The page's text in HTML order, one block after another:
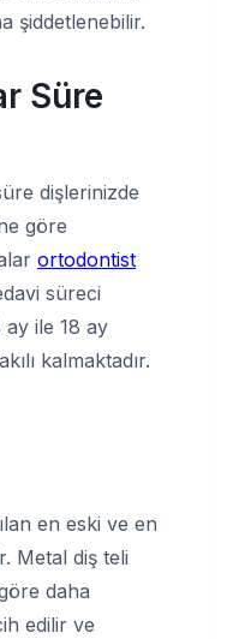
şiddetlenebilir.
Süre
dişlerinizde
göre
ortodontist
süreci
ay ile 18 ay
kalmaktadır.
en eski ve en
Metal diş teli
daha
edilir ve